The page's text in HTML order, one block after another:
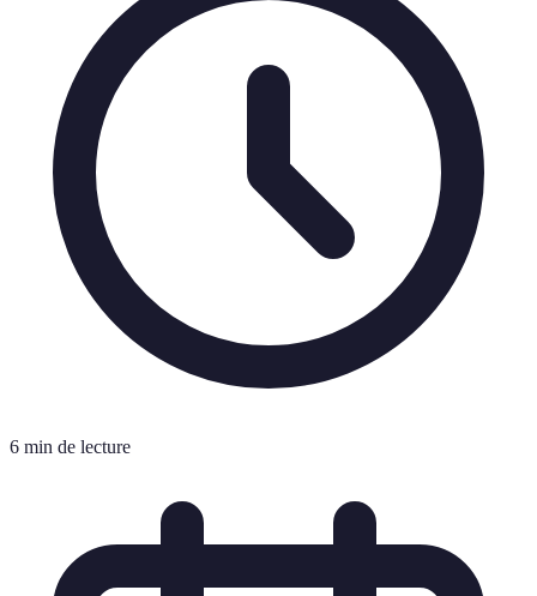
6 min de lecture